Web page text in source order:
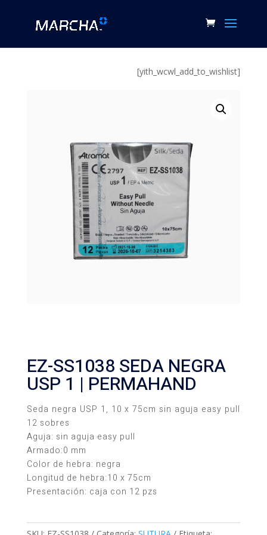
[yith_wcwl_add_to_wishlist]
EZ-SS1038 SEDA NEGRA
USP 1 | PERMAHAND
Seda negra USP 1, 10 x 75cm sin aguja easy pull
12 sobres
Aguja: sin aguja easy pull
Armado:0 mm
Color de hebra: negra
Longitud de hebra:10 x 75cm
Presentación: caja con 12 pzs